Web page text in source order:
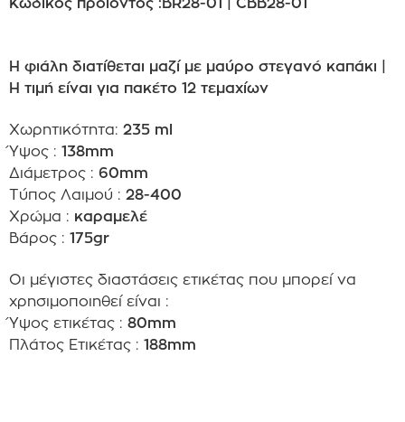
Η φιάλη διατίθεται μαζί με μαύρο στεγανό καπάκι
Η τιμή είναι για πακέτο 12 τεμαχίων
Χωρητικότητα: 235 ml
Ύψος : 138mm
Διάμετρος : 60mm
Τύπος Λαιμού : 28-400
Χρώμα : καραμελέ
Βάρος : 175gr
Οι μέγιστες διαστάσεις ετικέτας που μπορεί να
χρησιμοποιηθεί είναι :
Ύψος ετικέτας : 80mm
Πλάτος Ετικέτας : 188mm